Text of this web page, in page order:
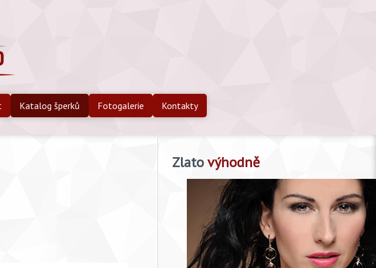
Katalog šperků Fotogalerie Kontakty
Zlatovýhodně